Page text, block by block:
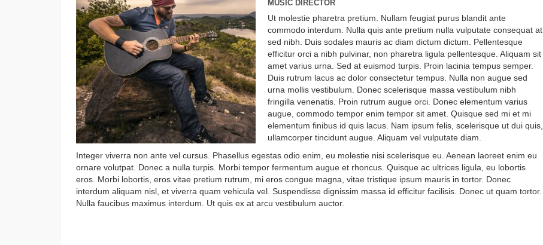
MUSIC DIRECTOR
Ut molestie pharetra pretium. Nullam feugiat purus blandit ante
commodo interdum. Nulla quis ante pretium nulla vulputate consequat at
sed nibh. Duis sodales mauris ac diam dictum dictum. Pellentesque
efficitur orci a nibh pulvinar, non pharetra ligula pellentesque. Aliquam sit
amet varius urna. Sed at euismod turpis. Proin lacinia tempus semper.
Duis rutrum lacus ac dolor consectetur tempus. Nulla non augue sed
urna mollis vestibulum. Donec scelerisque massa vestibulum nibh
fringilla venenatis. Proin rutrum augue orci. Donec elementum varius
augue, commodo tempor enim tempor sit amet. Quisque sed mi et mi
elementum finibus id quis lacus. Nam ipsum felis, scelerisque ut dui quis,
ullamcorper tincidunt augue. Aliquam vel vulputate diam.
Integer viverra non ante vel cursus. Phasellus egestas odio enim, eu molestie nisi scelerisque eu. Aenean laoreet enim eu
ornare volutpat. Donec a nulla turpis. Morbi tempor fermentum augue et rhoncus. Quisque ac ultrices ligula, eu lobortis
eros. Morbi lobortis, eros vitae pretium rutrum, mi eros congue magna, vitae tristique ipsum mauris in tortor. Donec
interdum aliquam nisl, et viverra quam vehicula vel. Suspendisse dignissim massa id efficitur facilisis. Donec ut quam tortor.
Nulla faucibus maximus interdum. Ut quis ex at arcu vestibulum auctor.